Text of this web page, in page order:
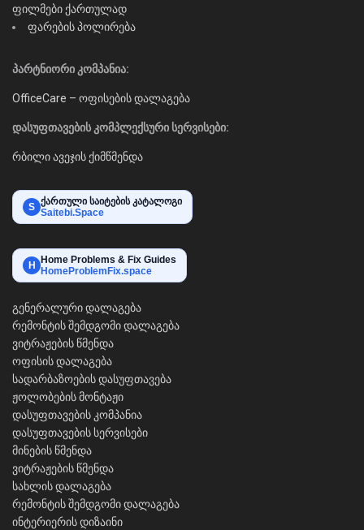
ფილმები ქართულად
ფარების პოლირება
პარტნიორი კომპანია:
OfficeCare – ოფისების დალაგება
დასუფთავების კომპლექსური სერვისები:
რბილი ავეჯის ქიმწმენდა
S ქართული საიტების კატალოგი
Saitebi.Space
H
Home Problems & Fix Guides
HomeProblemFix.space
გენერალური დალაგება
რემონტის შემდგომი დალაგება
ვიტრაჟების წმენდა
ოფისის დალაგება
სადარბაზოების დასუფთავება
ჟოლობების მონტაჟი
დასუფთავების კომპანია
დასუფთავების სერვისები
მინების წმენდა
ვიტრაჟების წმენდა
სახლის დალაგება
რემონტის შემდგომი დალაგება
ინტერიერის დიზაინი